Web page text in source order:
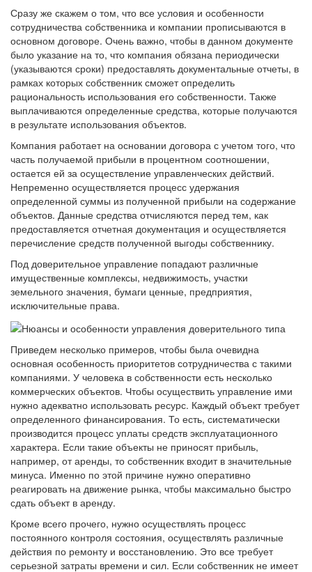
Сразу же скажем о том, что все условия и особенности
сотрудничества собственника и компании прописываются в
основном договоре. Очень важно, чтобы в данном документе
было указание на то, что компания обязана периодически
(указываются сроки) предоставлять документальные отчеты, в
рамках которых собственник сможет определить
рациональность использования его собственности. Также
выплачиваются определенные средства, которые получаются
в результате использования объектов.
Компания работает на основании договора с учетом того, что
часть получаемой прибыли в процентном соотношении,
остается ей за осуществление управленческих действий.
Непременно осуществляется процесс удержания
определенной суммы из полученной прибыли на содержание
объектов. Данные средства отчисляются перед тем, как
предоставляется отчетная документация и осуществляется
перечисление средств полученной выгоды собственнику.
Под доверительное управление попадают различные
имущественные комплексы, недвижимость, участки
земельного значения, бумаги ценные, предприятия,
исключительные права.
Приведем несколько примеров, чтобы была очевидна
основная особенность приоритетов сотрудничества с такими
компаниями. У человека в собственности есть несколько
коммерческих объектов. Чтобы осуществить управление ими
нужно адекватно использовать ресурс. Каждый объект требует
определенного финансирования. То есть, систематически
производится процесс уплаты средств эксплуатационного
характера. Если такие объекты не приносят прибыль,
например, от аренды, то собственник входит в значительные
минуса. Именно по этой причине нужно оперативно
реагировать на движение рынка, чтобы максимально быстро
сдать объект в аренду.
Кроме всего прочего, нужно осуществлять процесс
постоянного контроля состояния, осуществлять различные
действия по ремонту и восстановлению. Это все требует
серьезной затраты времени и сил. Если собственник не имеет